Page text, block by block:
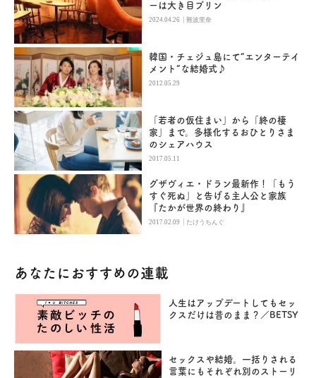
ーは大き目プリン
2024.04.26 |難波里奈
韓国・チェジュ島にて“エンターテイ
メント”な結婚式♪
2012.05.29
「若者の仮住まい」から「終の棲
家」まで。多様化するおひとりさま
のシェアハウス
2017.05.11
グザヴィエ・ドラン最新作！「もう
すぐ死ぬ」と告げる主人公と家族
『たかが世界の終わり』
2017.02.09 | たけうちんぐ
あなたにおすすめの連載
人生はアップデートしてもセッ
クスだけは昔のまま？／BETSY
セックスや結婚。一括りされる
言葉にもそれぞれ別のストーリ